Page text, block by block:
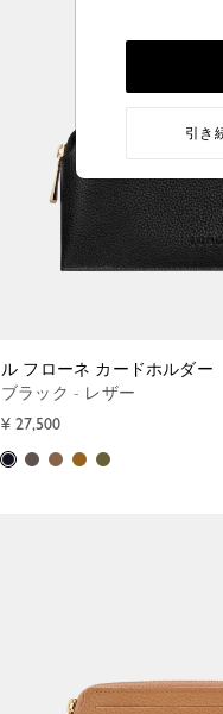
ル フローネ カードホルダー
ブラック - レザー
¥ 27,500
引き